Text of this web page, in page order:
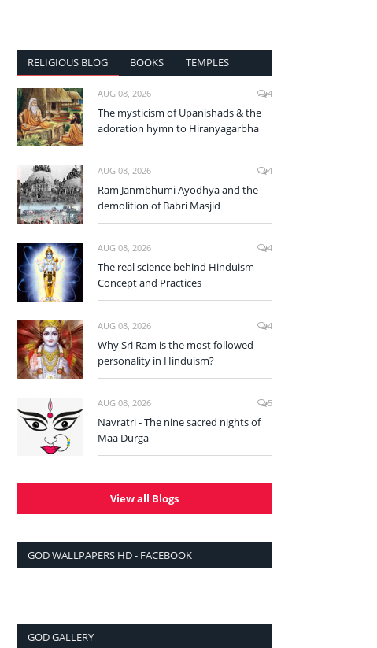
RELIGIOUS BLOG BOOKS TEMPLES
AUG 08, 2026 4
The mysticism of Upanishads & the
adoration hymn to Hiranyagarbha
AUG 08, 2026 4
Ram Janmbhumi Ayodhya and the
demolition of Babri Masjid
AUG 08, 2026 4
The real science behind Hinduism
Concept and Practices
AUG 08, 2026 4
Why Sri Ram is the most followed
personality in Hinduism?
AUG 08, 2026 5
Navratri - The nine sacred nights of
Maa Durga
View all Blogs
GOD WALLPAPERS HD - FACEBOOK
GOD GALLERY